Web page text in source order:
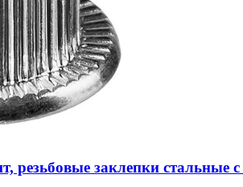
заклепки стальные с